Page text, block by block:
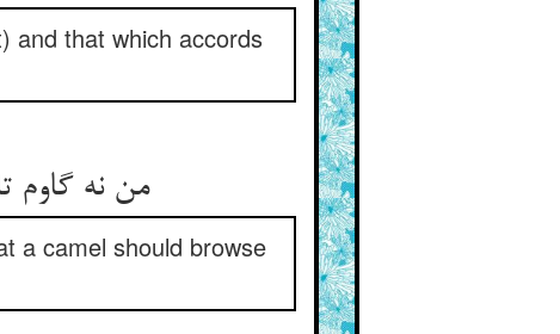
and that which accords
من نه گاوم
a camel should browse